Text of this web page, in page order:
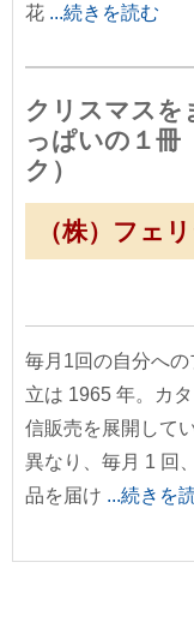
花 ...続きを読む
クリスマスを
っぱいの１
ク）
（株）フェ
毎月1回の自分へ
立は 1965 年。カ
信販売を展開して
異なり、毎月 1 回
品を届け ...続きを